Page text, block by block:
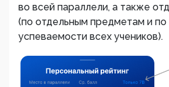
во всей параллели, а также
(по отдельным предметам и
успеваемости всех учеников).